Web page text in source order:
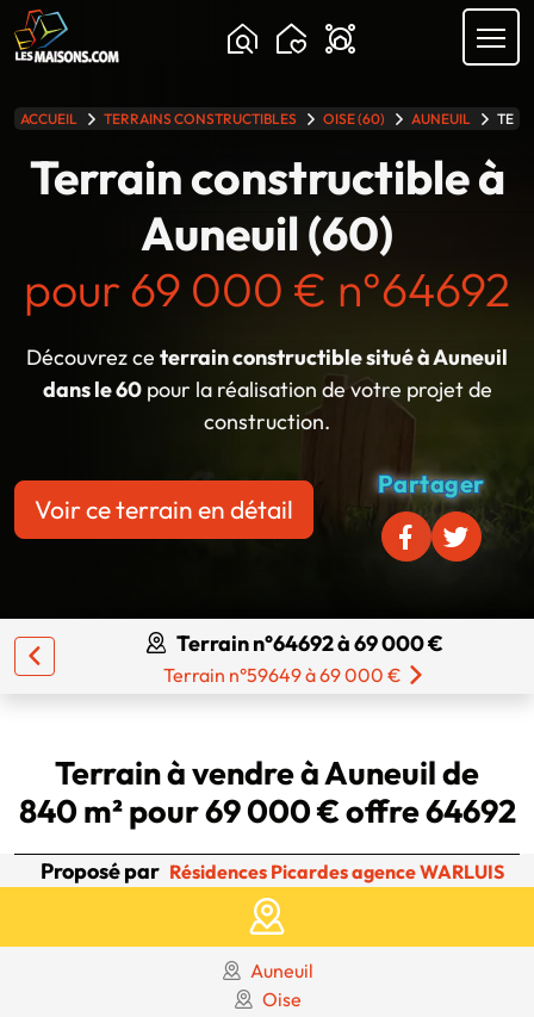
Chargement...
ACCUEIL TERRAINS CONSTRUCTIBLES OISE (60) AUNEUIL
Terrain constructible à
Auneuil (60)
pour 69 000 € n°64692
Découvrez ce terrain constructible situé à Auneuil
dans le 60pour la réalisation de votre projet de
construction.
Voir ce terrain en détail
Partager
Terrain n°64692 à 69 000 €
Terrain n°59649 à 69 000 €
Terrain à vendre à Auneuil de
840 m² pour 69 000 € offre 64692
Proposé par Résidences Picardes agence WARLUIS
Auneuil
Oise